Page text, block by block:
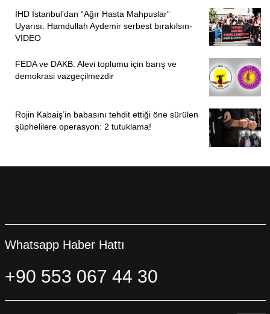
İHD İstanbul’dan “Ağır Hasta Mahpuslar”
Uyarısı: Hamdullah Aydemir serbest bırakılsın-
VİDEO
FEDA ve DAKB: Alevi toplumu için barış ve
demokrasi vazgeçilmezdir
Rojin Kabaiş’in babasını tehdit ettiği öne sürülen
şüphelilere operasyon: 2 tutuklama!
Whatsapp Haber Hattı
+90 553 067 44 30